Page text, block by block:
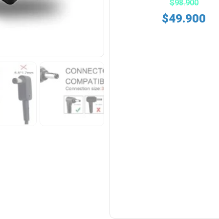
$98.900
$49.900